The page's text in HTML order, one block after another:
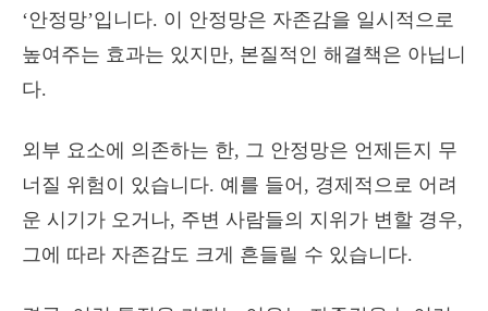
‘안정망’입니다. 이 안정망은 자존감을 일시적으로
높여주는 효과는 있지만, 본질적인 해결책은 아닙니
다.
외부 요소에 의존하는 한, 그 안정망은 언제든지 무
너질 위험이 있습니다. 예를 들어, 경제적으로 어려
운 시기가 오거나, 주변 사람들의 지위가 변할 경우,
그에 따라 자존감도 크게 흔들릴 수 있습니다.